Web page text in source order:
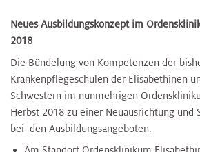
Neues Ausbildungskonzept im
2018
Die Bündelung von Kompetenzen der
Krankenpflegeschulen der Elisabethinen
Schwestern im nunmehrigen
Herbst 2018 zu einer Neuausrichtung und
bei den Ausbildungsangeboten.